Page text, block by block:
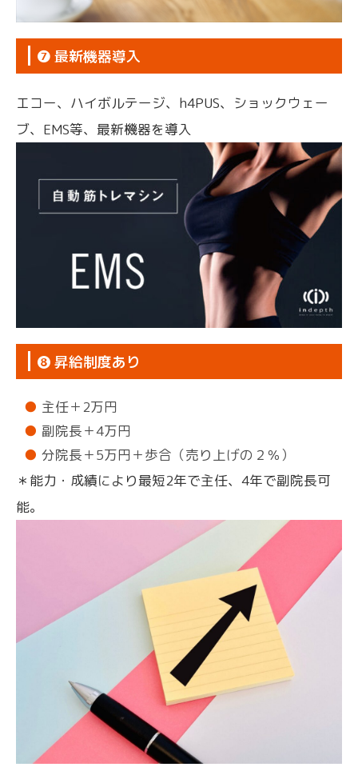
❼ 最新機器導入
エコー、ハイボルテージ、h4PUS、ショックウェー
ブ、EMS等、最新機器を導入
❽ 昇給制度あり
主任＋2万円
副院長＋4万円
分院長＋5万円＋歩合（売り上げの２％）
＊能力・成績により最短2年で主任、4年で副院長可
能。